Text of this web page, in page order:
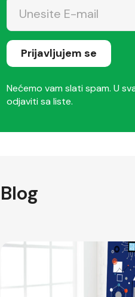
Prijavljujem se
Nećemo vam slati spam. U
odjaviti sa liste.
Blog